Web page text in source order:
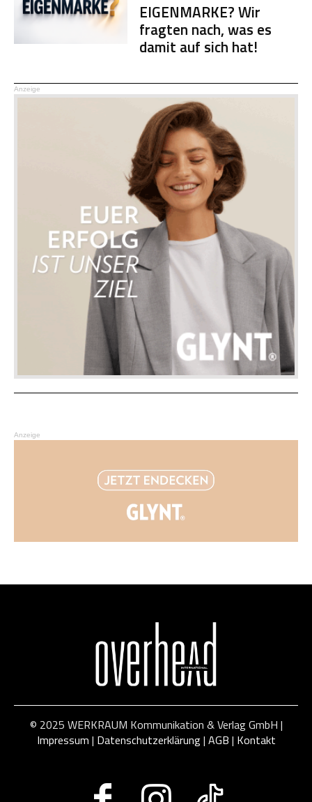
EIGENMARKE? Wir
fragten nach, was es
damit auf sich hat!
Anzeige
Anzeige
© 2025 WERKRAUM Kommunikation & Verlag GmbH |
Impressum | Datenschutzerklärung| AGB | Kontakt